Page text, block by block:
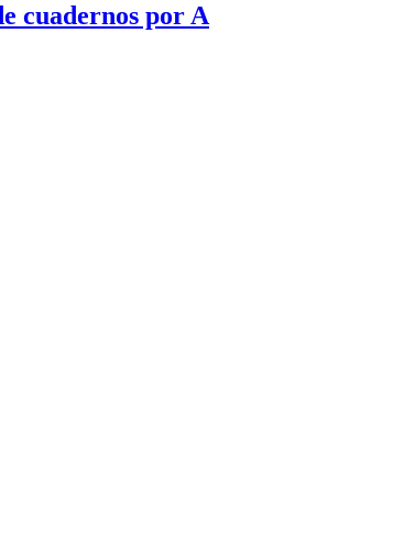
cuadernos por A